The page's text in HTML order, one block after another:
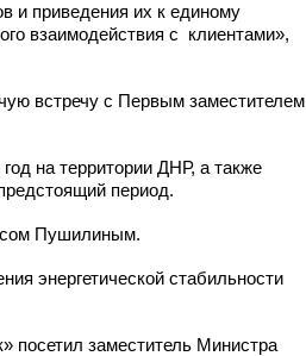
и приведения их к единому
взаимодействия с клиентами»,
встречу с Первым заместителем
на территории ДНР, а также
период.
Пушилиным.
энергетической стабильности
посетил заместитель Министра